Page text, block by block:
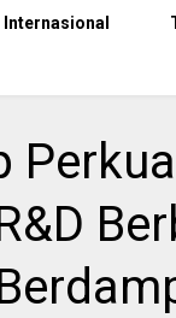
Internasional